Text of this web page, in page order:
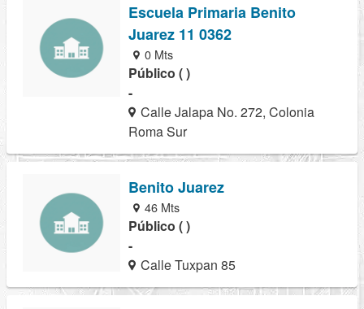
Escuela Primaria Benito
Juarez 11 0362
0 Mts
Público ( )
-
Calle Jalapa No. 272, Colonia
Roma Sur
Benito Juarez
46 Mts
Público ( )
-
Calle Tuxpan 85